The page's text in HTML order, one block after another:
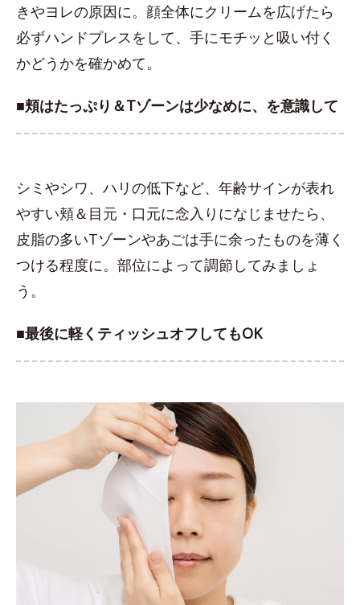
きやヨレの原因に。顔全体にクリームを広げたら
必ずハンドプレスをして、手にモチッと吸い付く
かどうかを確かめて。
■頬はたっぷり＆Tゾーンは少なめに、を意識して
シミやシワ、ハリの低下など、年齢サインが表れ
やすい頬＆目元・口元に念入りになじませたら、
皮脂の多いTゾーンやあごは手に余ったものを薄く
つける程度に。部位によって調節してみましょ
う。
■最後に軽くティッシュオフしてもOK